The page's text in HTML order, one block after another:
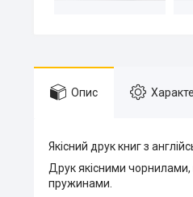
Опис
Якісний друк книг з
Друк якісними чорнилами,
пружинами.